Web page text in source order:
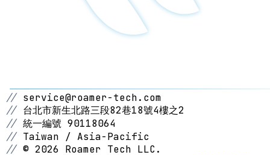
// service@roamer-tech.com
// 台北市新生北路三段82巷18號4樓之2
// 統一編號 90118064
// Taiwan / Asia-Pacific
// © 2026 Roamer Tech LLC.